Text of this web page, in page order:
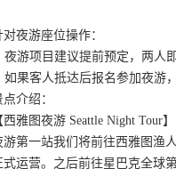
对夜游座位操作：
夜游项目建议提前预定，两人
如果客人抵达后报名参加夜游
点介绍：
西雅图夜游 Seattle Night Tour】
游第一站我们将前往西雅图渔
式运营。之后前往星巴克全球